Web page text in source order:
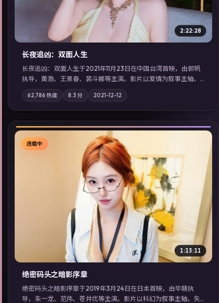
2:22:28
长夜追凶：双面人生
长夜追凶：双面人生于2021年11月23日在中国台湾首映，由郭帆
执导，黄渤、王景春、裴斗娜等主演。影片以爱情为叙事主轴，
科技与人性的边界在实验事故后逐渐模糊；摄影与配乐强化地域
气质；站内亦可通过「国产免费观看高清电视剧在线看」延展检
索同类型高分佳作，畅享高清在线追剧体验。
62,786 热度 8.3 分 2021-12-12
▶
连载中
1:13:11
绝密码头之暗影序章
绝密码头之暗影序章于2019年3月24日在日本首映，由毕赣执
导，朱一龙、范伟、苍井优等主演。影片以科幻为叙事主轴，失